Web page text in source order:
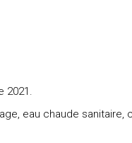
2021.
eau chaude sanitaire,